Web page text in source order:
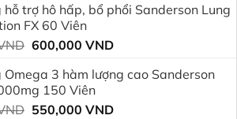
hỗ trợ hô hấp, bổ phổi Sanderson Lung
FX 60 Viên
Giá
là:
750,000 VND.
600,000 VNDGiá
tại
600,000 VND.
Omega 3 hàm lượng cao Sanderson
150 Viên
Giá
550,000 VNDGiá